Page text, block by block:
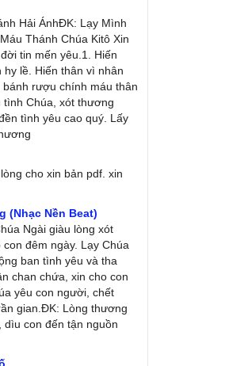
Hải ÁnhĐK: Lạy Mình
Thánh Chúa Kitô Xin
tin mến yêu.1. Hiến
lề. Hiến thân vì nhân
rượu chính máu thân
tình Chúa, xót thương
tình yêu cao quý. Lấy
cho xin bản pdf. xin
(Nhạc Nền Beat)
Ngài giàu lòng xót
đêm ngày. Lạy Chúa
ban tình yêu và tha
chan chứa, xin cho con
yêu con người, chết
gian.ĐK: Lòng thương
dìu con đến tận nguồn